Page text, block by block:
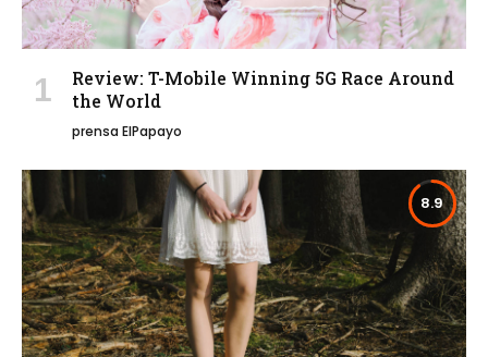
Review: T-Mobile Winning 5G Race Around
the World
prensa ElPapayo
8.9